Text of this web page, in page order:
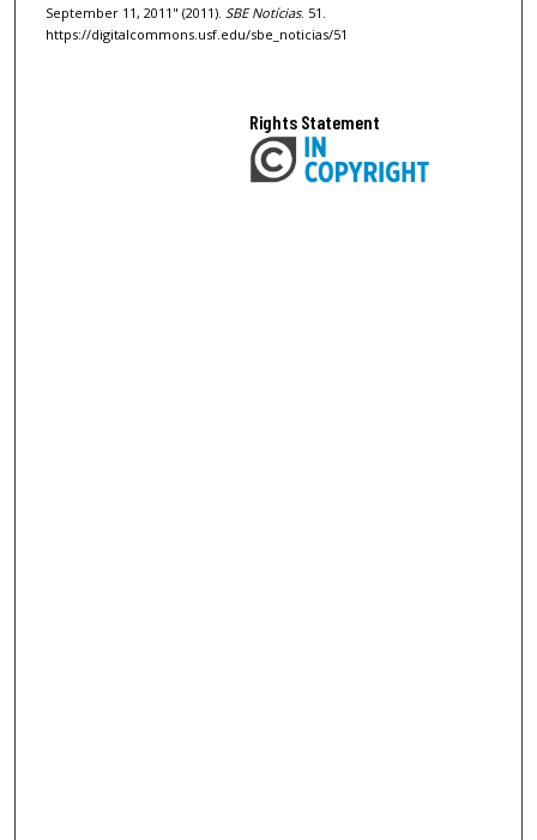
September 11, 2011" (2011). SBE Notícias. 51.
https://digitalcommons.usf.edu/sbe_noticias/51
Rights Statement